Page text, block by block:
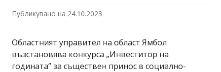
Публикувано на 24.10.2023
Областният управител на област Ямбол
възстановява конкурса „Инвеститор на
годината” за съществен принос в социално-